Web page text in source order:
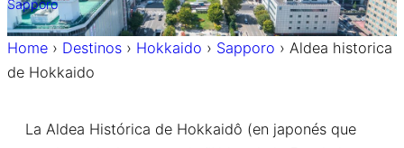
Sapporo
Home › Destinos › Hokkaido › Sapporo › Aldea historica
de Hokkaido
La Aldea Histórica de Hokkaidô (en japonés que